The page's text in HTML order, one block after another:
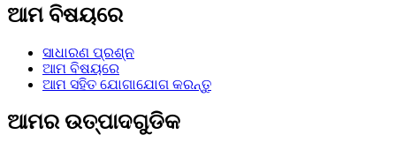
ଆମ ବିଷୟରେ
ସାଧାରଣ ପ୍ରଶ୍ନ
ଆମ ବିଷୟରେ
ଆମ ସହିତ ଯୋଗାଯୋଗ କରନ୍ତୁ
ଆମର ଉତ୍ପାଦଗୁଡିକ